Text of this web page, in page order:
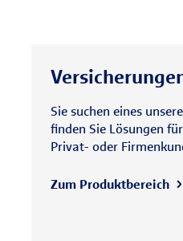
Sie suchen eines
finden Sie Lösungen
Privat- oder
Zum Produktbereich